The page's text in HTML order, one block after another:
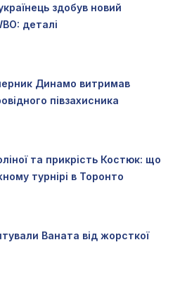
здобув новий
деталі
Динамо витримав
півзахисника
та прикрість Костюк: що
турнірі в Торонто
Ваната від жорсткої